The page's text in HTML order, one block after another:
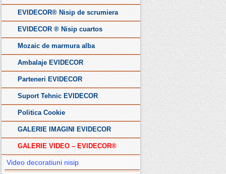
EVIDECOR® Nisip de scrumiera
EVIDECOR ® Nisip cuartos
Mozaic de marmura alba
Ambalaje EVIDECOR
Parteneri EVIDECOR
Suport Tehnic EVIDECOR
Politica Cookie
GALERIE IMAGINI EVIDECOR
GALERIE VIDEO – EVIDECOR®
Video decoratiuni nisip